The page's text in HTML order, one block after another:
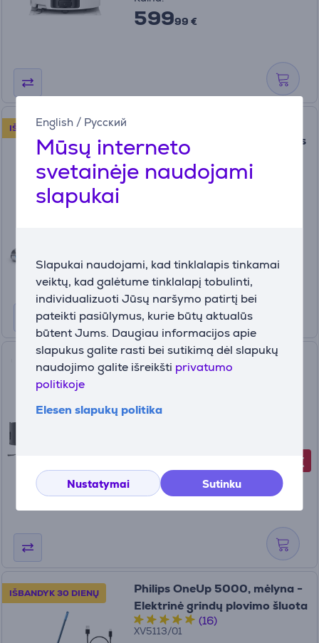
English / Русский
Mūsų interneto
svetainėje naudojami
slapukai
Slapukai naudojami, kad tinklalapis tinkamai
veiktų, kad galėtume tinklalapį tobulinti,
individualizuoti Jūsų naršymo patirtį bei
pateikti pasiūlymus, kurie būtų aktualūs
būtent Jums. Daugiau informacijos apie
slapukus galite rasti bei sutikimą dėl slapukų
naudojimo galite išreikšti privatumo
politikoje
Elesen slapukų politika
Nustatymai Sutinku
59999 €
IŠBANDYK 30 DIENŲ
valymas, juodas/aukso spalvos
- Belaidis siurblys kietoms
grindims
-419 €
Dreame X50 Master, Wet &
Dry, juodas - Dulkių siurblys
779
1199 €
IŠBANDYK 30 DIENŲ
Philips OneUp 5000, mėlyna -
Elektrinė grindų plovimo šluota
(16)
XV5113/01